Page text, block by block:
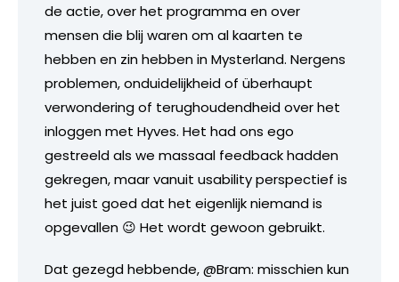
de actie, over het programma en over
mensen die blij waren om al kaarten te
hebben en zin hebben in Mysterland. Nergens
problemen, onduidelijkheid of überhaupt
verwondering of terughoudendheid over het
inloggen met Hyves. Het had ons ego
gestreeld als we massaal feedback hadden
gekregen, maar vanuit usability perspectief is
het juist goed dat het eigenlijk niemand is
opgevallen 😉 Het wordt gewoon gebruikt.
Dat gezegd hebbende, @Bram: misschien kun